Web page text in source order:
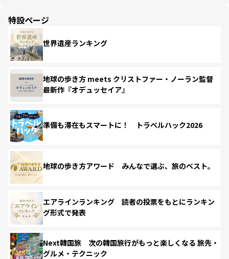
特設ページ
世界遺産ランキング
地球の歩き方 meets クリストファー・ノーラン監督
最新作『オデュッセイア』
準備も滞在もスマートに！ トラベルハック2026
地球の歩き方アワード みんなで選ぶ、旅のベスト。
エアラインランキング 読者の投票をもとにランキン
グ形式で発表
Next韓国旅 次の韓国旅行がもっと楽しくなる 旅先・
グルメ・テクニック